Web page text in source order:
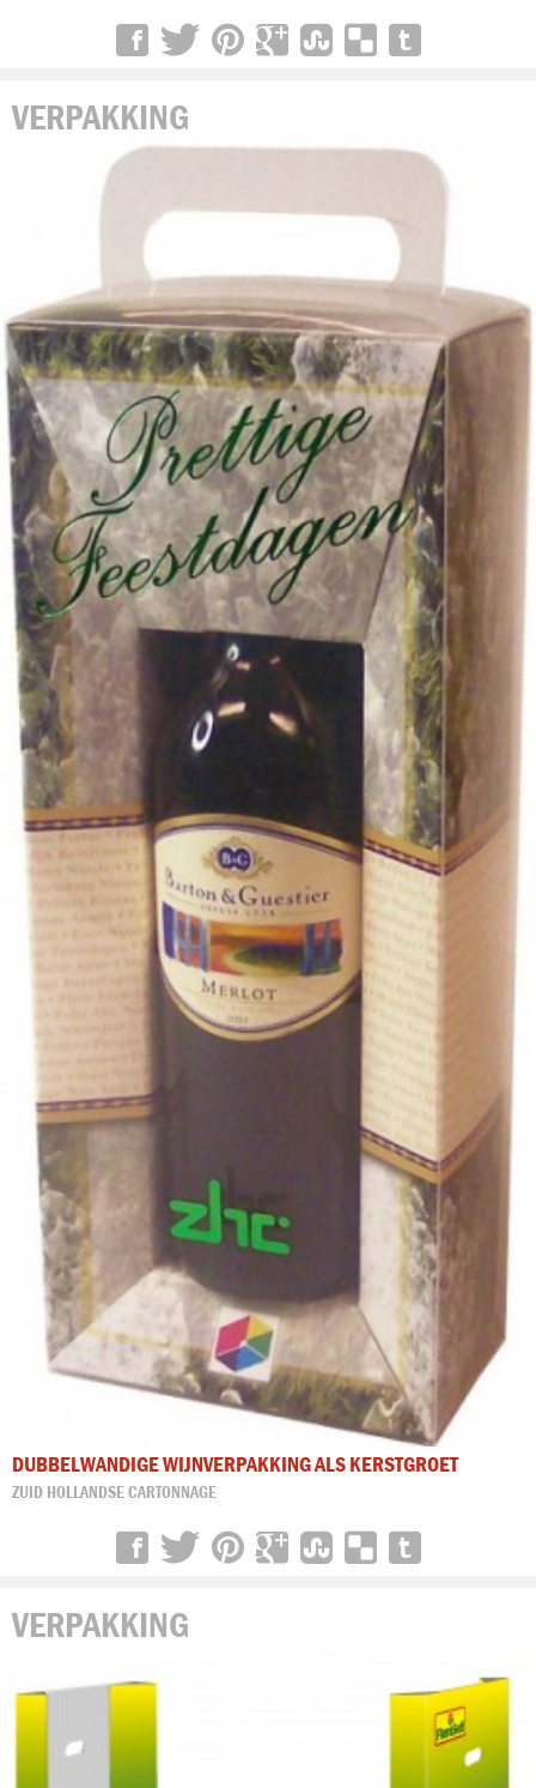
VERPAKKING
DUBBELWANDIGE WIJNVERPAKKING ALS KERSTGROET
ZUID HOLLANDSE CARTONNAGE
VERPAKKING